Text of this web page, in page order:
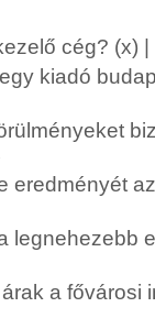
cég? (x)
kiadó
eredményét
legnehezebb
a fővárosi